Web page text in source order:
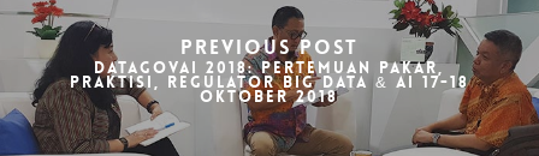
Previous Post
DataGovAI 2018: Pertemuan Pakar,
Praktisi, Regulator Big Data & AI 17-18
Oktober 2018